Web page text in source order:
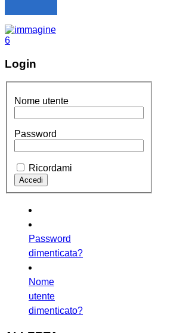
Login
Nome utente
Password
Ricordami
Password
dimenticata?
Nome
utente
dimenticato?